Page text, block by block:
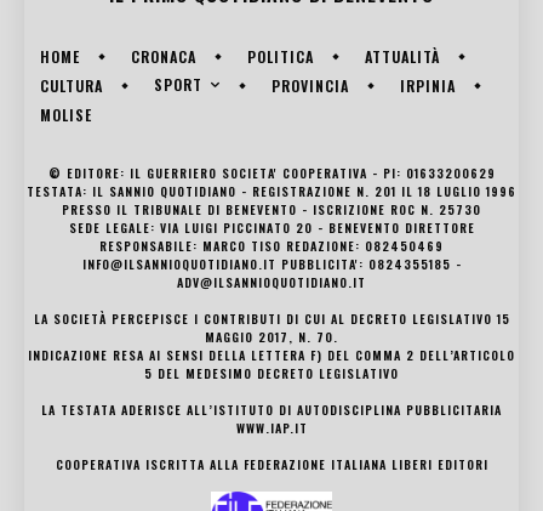
HOME CRONACA POLITICA
ATTUALITÀ
CULTURA
SPORT PROVINCIA
IRPINIA
MOLISE
© EDITORE: IL GUERRIERO SOCIETA' COOPERATIVA - PI: 01633200629
TESTATA: IL SANNIO QUOTIDIANO - REGISTRAZIONE N. 201 IL 18 LUGLIO 1996
PRESSO IL TRIBUNALE DI BENEVENTO - ISCRIZIONE ROC N. 25730
SEDE LEGALE: VIA LUIGI PICCINATO 20 - BENEVENTO DIRETTORE
RESPONSABILE: MARCO TISO REDAZIONE: 082450469
INFO@ILSANNIOQUOTIDIANO.IT PUBBLICITA': 0824355185 -
ADV@ILSANNIOQUOTIDIANO.IT
LA SOCIETÀ PERCEPISCE I CONTRIBUTI DI CUI AL DECRETO LEGISLATIVO 15
MAGGIO 2017, N. 70.
INDICAZIONE RESA AI SENSI DELLA LETTERA F) DEL COMMA 2 DELL’ARTICOLO
5 DEL MEDESIMO DECRETO LEGISLATIVO
LA TESTATA ADERISCE ALL’ISTITUTO DI AUTODISCIPLINA PUBBLICITARIA
WWW.IAP.IT
COOPERATIVA ISCRITTA ALLA FEDERAZIONE ITALIANA LIBERI EDITORI